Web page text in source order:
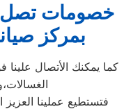
بمركز
كما يمكنك الأتصال
فتستطيع عملينا